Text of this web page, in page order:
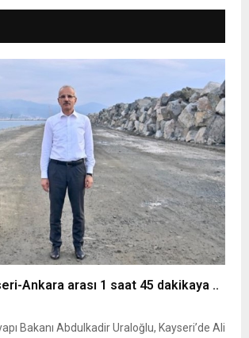
Ankara arası 1 saat 45 dakikaya ..
Bakanı Abdulkadir Uraloğlu, Kayseri’de Ali